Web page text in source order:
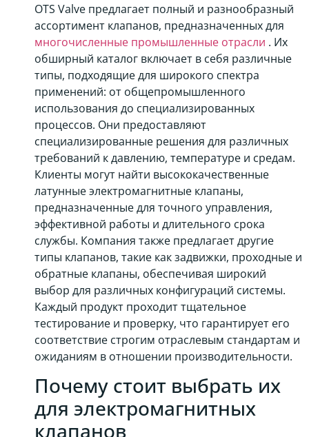
OTS Valve предлагает полный и разнообразный
ассортимент клапанов, предназначенных для
многочисленные промышленные отрасли . Их
обширный каталог включает в себя различные
типы, подходящие для широкого спектра
применений: от общепромышленного
использования до специализированных
процессов. Они предоставляют
специализированные решения для различных
требований к давлению, температуре и средам.
Клиенты могут найти высококачественные
латунные электромагнитные клапаны,
предназначенные для точного управления,
эффективной работы и длительного срока
службы. Компания также предлагает другие
типы клапанов, такие как задвижки, проходные и
обратные клапаны, обеспечивая широкий
выбор для различных конфигураций системы.
Каждый продукт проходит тщательное
тестирование и проверку, что гарантирует его
соответствие строгим отраслевым стандартам и
ожиданиям в отношении производительности.
Почему стоит выбрать их
для электромагнитных
клапанов